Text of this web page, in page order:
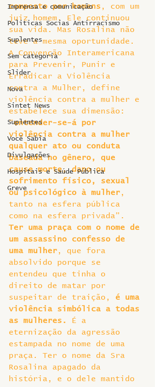
Imprensa e comunicação
Politicas Socias Antirracismo
Suplentes
Sem categoria
Slider
Nova
Sintet News
Suplentes
Você Sabia
Divulgações
Hospitais e Saúde Pública
Greve
composto por homens , com um
juiz homem. Ele continuou
sua vida. Mas Rosalina não
teve a mesma oportunidade.
A Convenção Interamericana
para Prevenir, Punir e
Erradicar a Violência
contra a Mulher, define
violência contra a mulher e
estabelece sua dimensão:
“entender-se-á por
violência contra a mulher
qualquer ato ou conduta
baseada no gênero, que
cause morte, dano ou
sofrimento físico, sexual
ou psicológico à mulher,
tanto na esfera pública
como na esfera privada”.
Ter uma praça com o nome de
um assassino confesso de
uma mulher, que fora
absolvido porque se
entendeu que tinha o
direito de matar por
suspeitar de traição, é uma
violência simbólica a todas
as mulheres.
É a
eternização da agressão
estampada no nome de uma
praça. Ter o nome da Sra
Rosalina apagado da
história, e o dele mantido